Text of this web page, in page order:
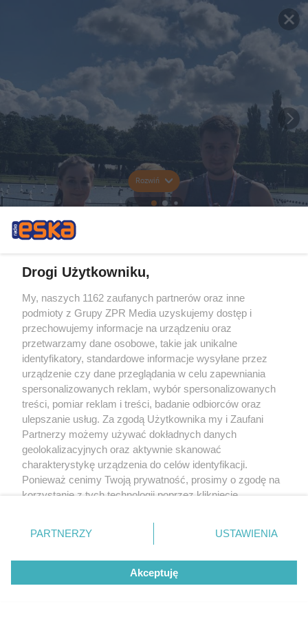
Rozwiń
Drogi Użytkowniku,
My, naszych 1162 zaufanych partnerów oraz inne
podmioty z Grupy ZPR Media uzyskujemy dostęp i
przechowujemy informacje na urządzeniu oraz
przetwarzamy dane osobowe, takie jak unikalne
identyfikatory, standardowe informacje wysyłane przez
urządzenie czy dane przeglądania w celu zapewniania
spersonalizowanych reklam, wybór spersonalizowanych
treści, pomiar reklam i treści, badanie odbiorców oraz
ulepszanie usług. Za zgodą Użytkownika my i Zaufani
Partnerzy możemy używać dokładnych danych
geolokalizacyjnych oraz aktywnie skanować
charakterystykę urządzenia do celów identyfikacji.
Ponieważ cenimy Twoją prywatność, prosimy o zgodę na
korzystanie z tych technologii poprzez kliknięcie
zmienić/wycofać klikając przycisk ustawień prywatności
znajdujący się w lewym dolnym rogu strony
rodzaje przetwarzania danych nie wymagają zgody
użytkownika, ale masz prawo sprzeciwić się takiemu
przetwarzaniu. Preferencje będą miały zastosowanie tylko
PARTNERZY USTAWIENIA
Akceptuję